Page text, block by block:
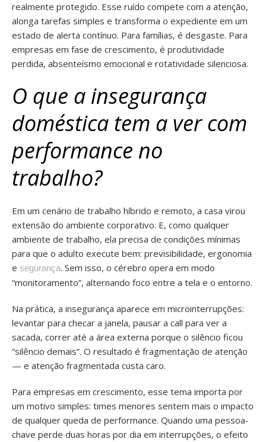
realmente protegido. Esse ruído compete com a atenção,
alonga tarefas simples e transforma o expediente em um
estado de alerta contínuo. Para famílias, é desgaste. Para
empresas em fase de crescimento, é produtividade
perdida, absenteísmo emocional e rotatividade silenciosa.
O que a insegurança
doméstica tem a ver com
performance no
trabalho?
Em um cenário de trabalho híbrido e remoto, a casa virou
extensão do ambiente corporativo. E, como qualquer
ambiente de trabalho, ela precisa de condições mínimas
para que o adulto execute bem: previsibilidade, ergonomia
e segurança. Sem isso, o cérebro opera em modo
“monitoramento”, alternando foco entre a tela e o entorno.
Na prática, a insegurança aparece em microinterrupções:
levantar para checar a janela, pausar a call para ver a
sacada, correr até a área externa porque o silêncio ficou
“silêncio demais”. O resultado é fragmentação de atenção
— e atenção fragmentada custa caro.
Para empresas em crescimento, esse tema importa por
um motivo simples: times menores sentem mais o impacto
de qualquer queda de performance. Quando uma pessoa-
chave perde duas horas por dia em interrupções, o efeito